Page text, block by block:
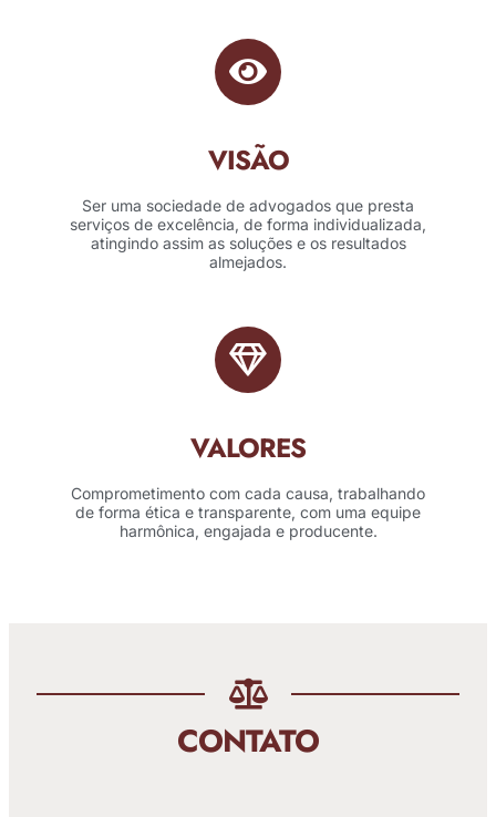
VISÃO
Ser uma sociedade de advogados que presta
serviços de excelência, de forma individualizada,
atingindo assim as soluções e os resultados
almejados.
VALORES
Comprometimento com cada causa, trabalhando
de forma ética e transparente, com uma equipe
harmônica, engajada e producente.
CONTATO